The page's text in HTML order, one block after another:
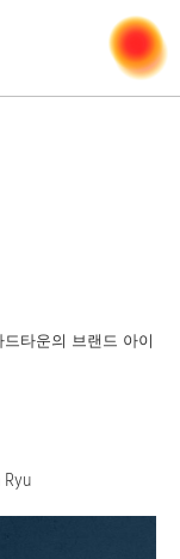
타운의 브랜드 아이
Ryu